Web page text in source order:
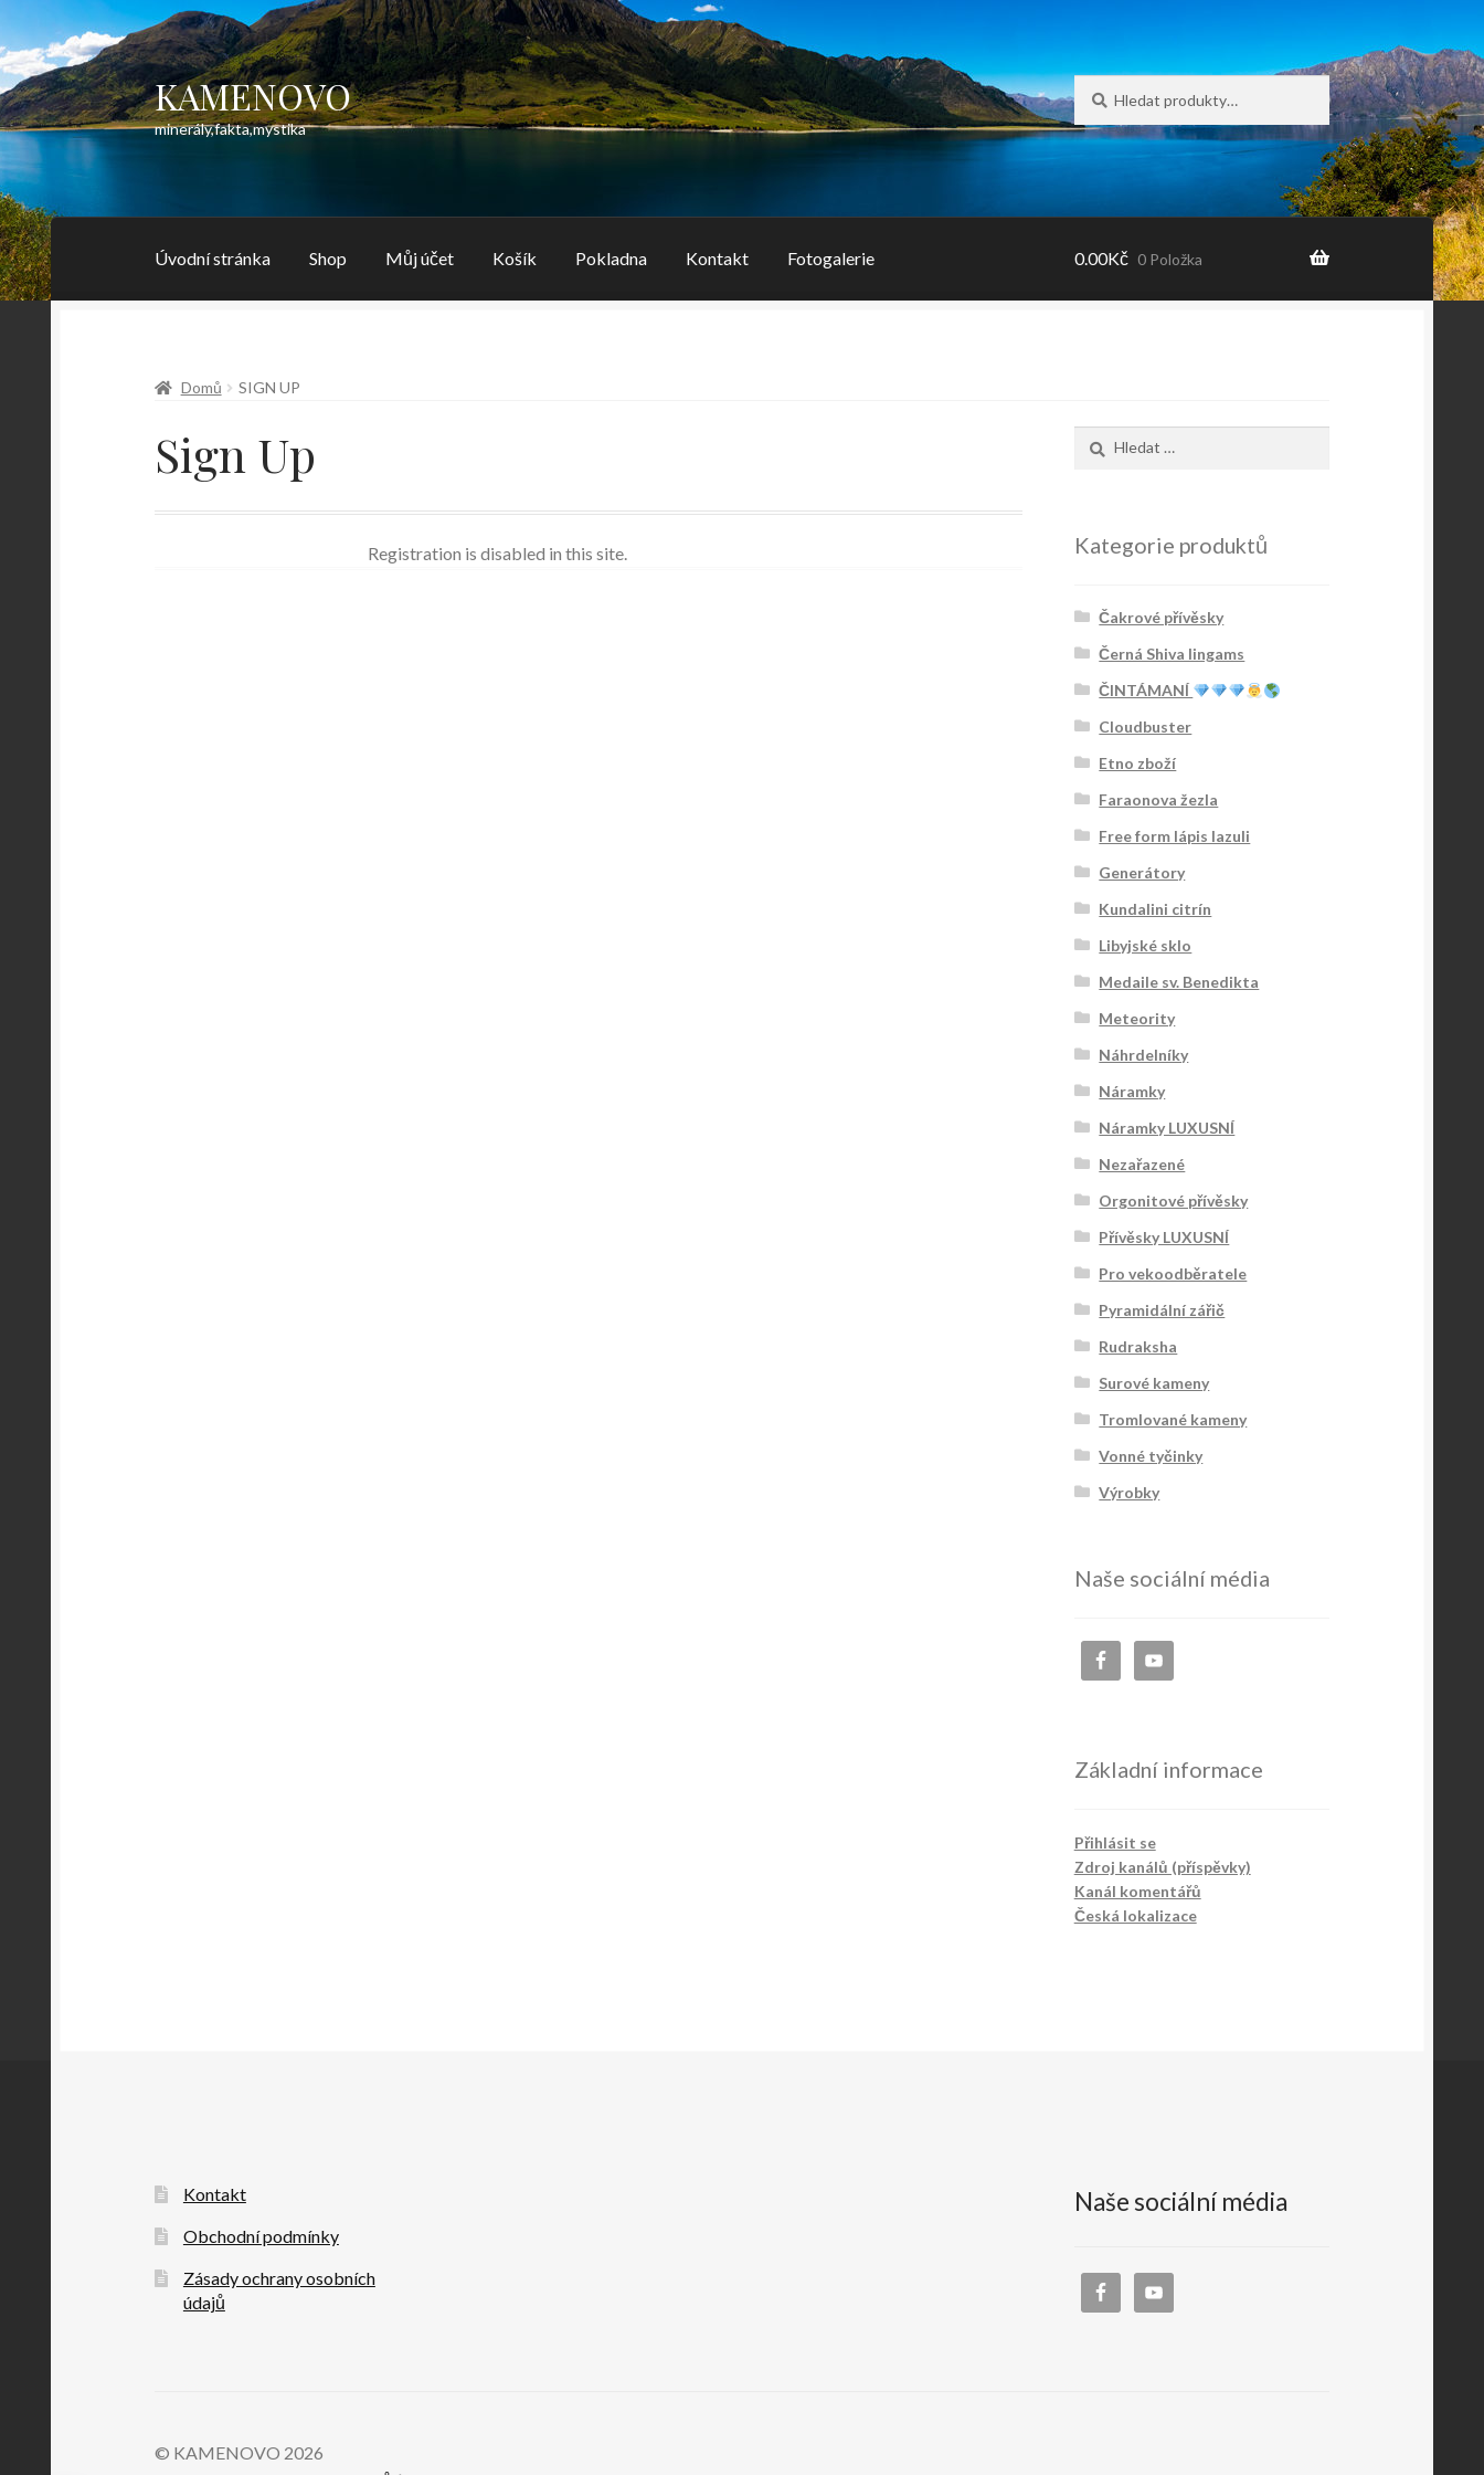
Přeskočit
na
navigaci
Přejít
k
obsahu
KAMENOVO
minerály,fakta,mystika
Hledat:
Hledat
Úvodní stránka Shop Můj účet Košík Pokladna Kontakt Fotogalerie 0.00Kč 0 Položka
Domů SIGN UP
Sign Up
Registration is disabled in this site. Kategorie produktů
Čakrové přívěsky
Černá Shiva lingams
ČINTÁMANÍ
Cloudbuster
Etno zboží
Faraonova žezla
Free form lápis lazuli
Generátory
Kundalini citrín
Libyjské sklo
Medaile sv. Benedikta
Meteority
Náhrdelníky
Náramky
Náramky LUXUSNÍ
Nezařazené
Orgonitové přívěsky
Přívěsky LUXUSNÍ
Pro vekoodběratele
Pyramidální zářič
Rudraksha
Surové kameny
Tromlované kameny
Vonné tyčinky
Výrobky
Naše sociální média
Základní informace
Přihlásit se
Zdroj kanálů (příspěvky)
Kanál komentářů
Česká lokalizace
Kontakt
Obchodní podmínky
Zásady ochrany osobních
údajů
Naše sociální média
© KAMENOVO 2026